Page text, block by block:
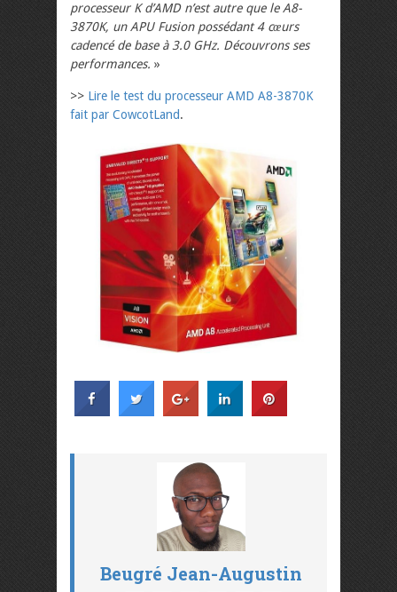
processeur K d’AMD n’est autre que le A8-
3870K, un APU Fusion possédant 4 cœurs
cadencé de base à 3.0 GHz. Découvrons ses
performances. »
>> Lire le test du processeur AMD A8-3870K
fait par CowcotLand.
Beugré Jean-Augustin